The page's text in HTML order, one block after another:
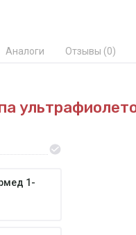
Аналоги Отзывы (0)
1-